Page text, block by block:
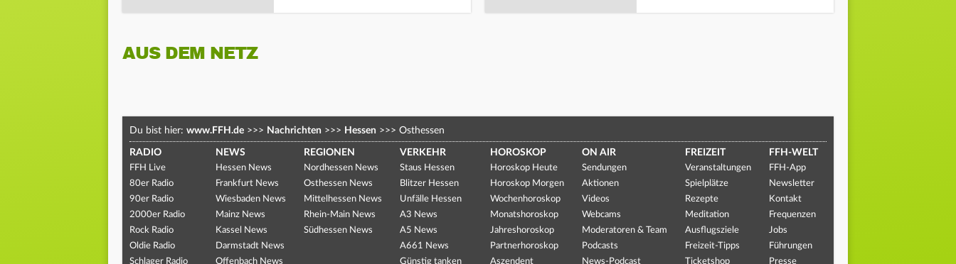
AUS DEM NETZ
Du bist hier: www.FFH.de >>> Nachrichten >>> Hessen >>> Osthessen
RADIO
FFH Live
80er Radio
90er Radio
2000er Radio
Rock Radio
Oldie Radio
Schlager Radio
NEWS
Hessen News
Frankfurt News
Wiesbaden News
Mainz News
Kassel News
Darmstadt News
Offenbach News
REGIONEN
Nordhessen News
Osthessen News
Mittelhessen News
Rhein-Main News
Südhessen News
VERKEHR
Staus Hessen
Blitzer Hessen
Unfälle Hessen
A3 News
A5 News
A661 News
Günstig tanken
HOROSKOP
Horoskop Heute
Horoskop Morgen
Wochenhoroskop
Monatshoroskop
Jahreshoroskop
Partnerhoroskop
Aszendent
ON AIR
Sendungen
Aktionen
Videos
Webcams
Moderatoren & Team
Podcasts
News-Podcast
FREIZEIT
Veranstaltungen
Spielplätze
Rezepte
Meditation
Ausflugsziele
Freizeit-Tipps
Ticketshop
FFH-WELT
FFH-App
Newsletter
Kontakt
Frequenzen
Jobs
Führungen
Presse